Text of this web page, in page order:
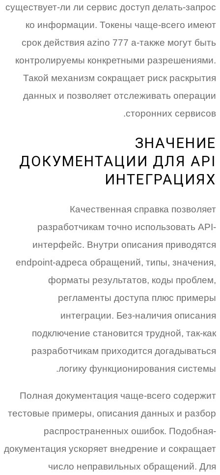
существует-ли ли сервис доступ делать-запрос
ко информации. Токены чаще-всего имеют
срок действия azino 777 а-также могут быть
контролируемы конкретными разрешениями.
Такой механизм сокращает риск раскрытия
данных и позволяет отслеживать операции
сторонних сервисов.
ЗНАЧЕНИЕ
ДОКУМЕНТАЦИИ ДЛЯ API
ИНТЕГРАЦИЯХ
Качественная справка позволяет
разработчикам точно использовать API-
интерфейс. Внутри описания приводятся
endpoint-адреса обращений, типы, значения,
форматы результатов, коды проблем,
регламенты доступа плюс примеры
интеграции. Без-наличия описания
подключение становится трудной, так-как
разработчикам приходится догадываться
логику функционирования системы.
Полная документация чаще-всего содержит
тестовые примеры, описания данных и разбор
распространенных ошибок. Подобная-
документация ускоряет внедрение и сокращает
число неправильных обращений. Для